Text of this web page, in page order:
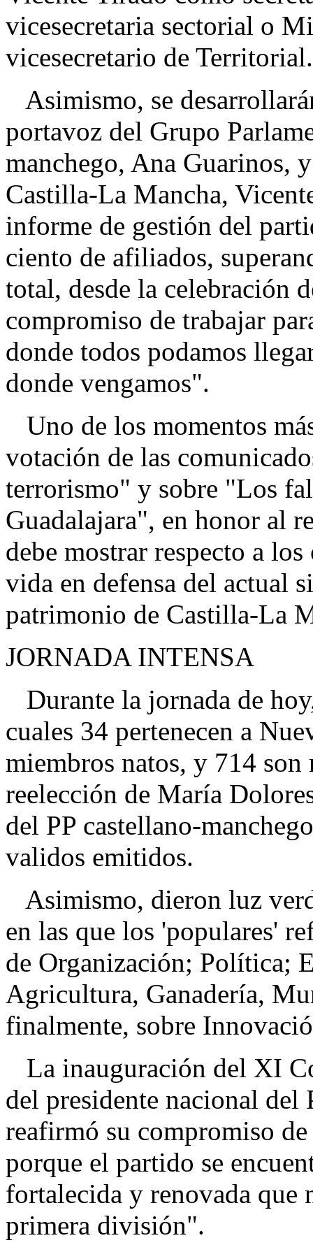
vicesecretaria sectorial o
vicesecretario de Territorial.
Asimismo, se
portavoz del Grupo
manchego, Ana Guarinos,
Castilla-La Mancha,
informe de gestión del
ciento de afiliados,
total, desde la celebración
compromiso de trabajar
donde todos podamos
donde vengamos".
Uno de los momentos
votación de las
terrorismo" y sobre "Los
Guadalajara", en honor al
debe mostrar respecto a
vida en defensa del actual
patrimonio de Castilla-La
JORNADA INTENSA
Durante la jornada de
cuales 34 pertenecen a
miembros natos, y 714
reelección de María
del PP castellano-
validos emitidos.
Asimismo, dieron luz
en las que los 'populares'
de Organización; Política;
Agricultura, Ganadería,
finalmente, sobre
La inauguración del XI
del presidente nacional del
reafirmó su compromiso
porque el partido se
fortalecida y renovada que
primera división".